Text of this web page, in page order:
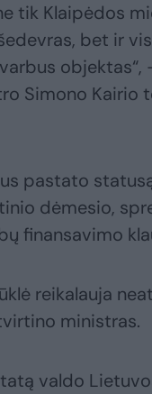
tik Klaipėdos
bet ir
objektas“,
Simono Kairio
pastato
dėmesio,
finansavimo
reikalauja
ministras.
valdo